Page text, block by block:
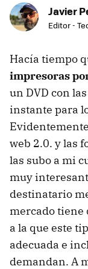
Javier
Editor -
Hacía tiempo
impresoras
un DVD con
instante para
web 2.0. y las
las subo a mi
muy
destinatario
mercado tiene
a la que este
adecuada e
demandan. A